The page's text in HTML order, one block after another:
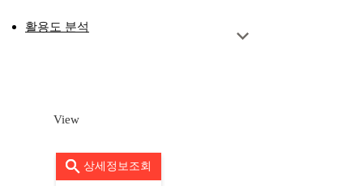
활용도 분석
View
상세정보조회